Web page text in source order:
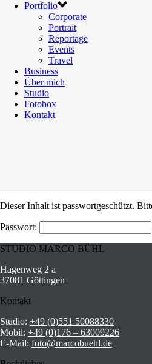
Portfolio
Corporate
Portrait
Reportage
Events
Travel
Business
Über mich
Studio
Fotobox
Kontakt
Dieser Inhalt ist passwortgeschützt.
Passwort:
STUDIO MARCO BÜHL
Hagenweg 2 a
37081 Göttingen
Kontakt
Studio: +49 (0)551 50088330
Mobil: +49 (0)176 – 63009226
E-Mail: foto@marcobuehl.de